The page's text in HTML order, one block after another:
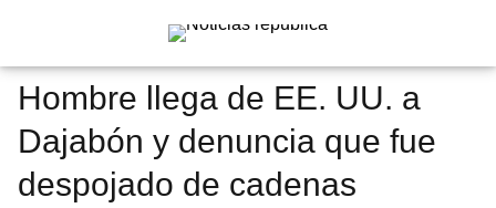
Hombre llega de EE. UU. a
Dajabón y denuncia que fue
despojado de cadenas